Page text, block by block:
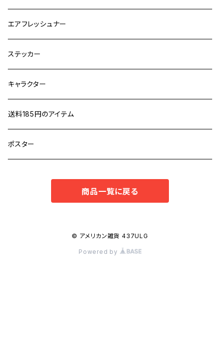
エアフレッシュナー
ステッカー
キャラクター
送料185円のアイテム
ポスター
商品一覧に戻る
© アメリカン雑貨 437ULG
Powered by